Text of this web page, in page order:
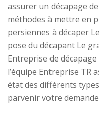
assurer un décapage
méthodes à mettre en
persiennes à décaper
pose du décapant Le
Entreprise de
l’équipe Entreprise TR
état des différents
parvenir votre